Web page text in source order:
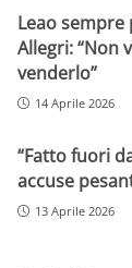
Leao
Allegri: “Non
venderlo”
14 Aprile 2026
“Fatto fuori
accuse
13 Aprile 2026